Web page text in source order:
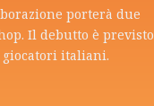
porterà due
Il debutto è previsto
giocatori italiani.